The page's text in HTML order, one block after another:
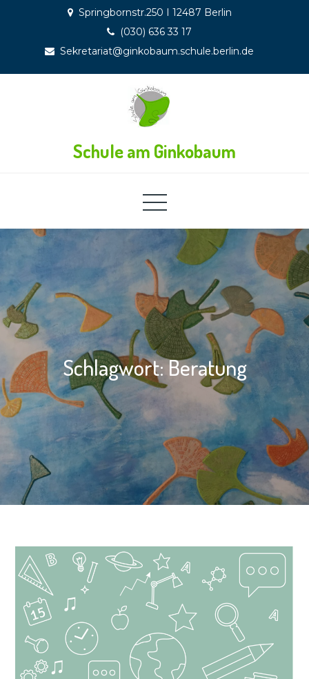
Springbornstr.250 I 12487 Berlin
(030) 636 33 17
Sekretariat@ginkobaum.schule.berlin.de
Schule am Ginkobaum
Schlagwort:Beratung